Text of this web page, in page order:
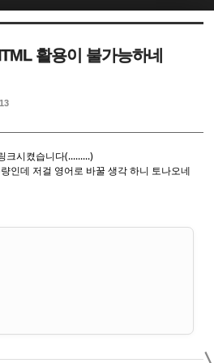
활용이 불가능하네
크시켰습니다(.........)
인데 저걸 영어로 바꿀 생각 하니 토나오네
스케치북5
케치북5
스케치북5
케치북5